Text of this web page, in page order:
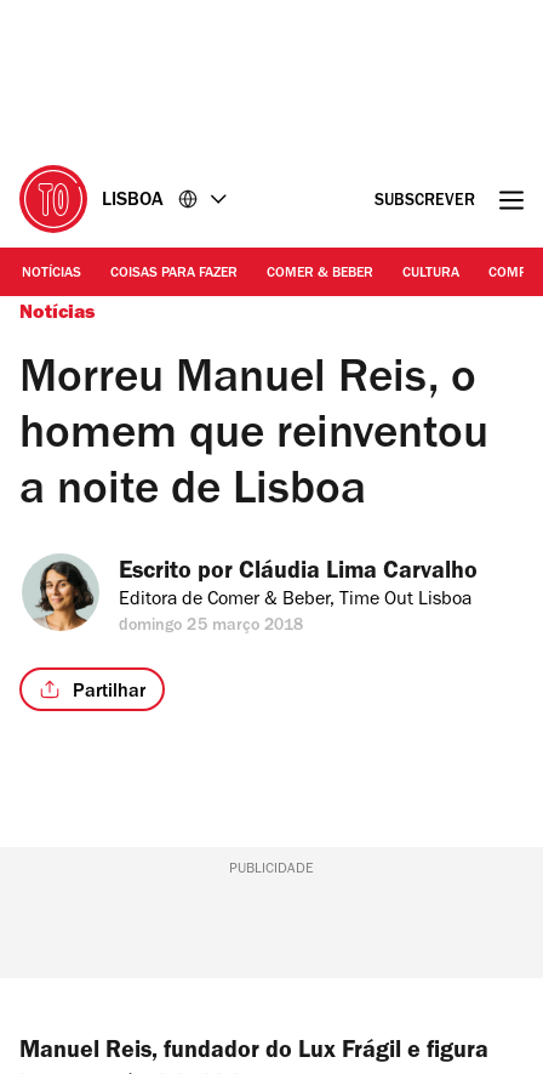
LISBOA SUBSCREVER
NOTÍCIAS COISAS PARA FAZER COMER & BEBER CULTURA
Notícias
Morreu Manuel Reis, o
homem que reinventou
a noite de Lisboa
Escrito por Cláudia Lima Carvalho
Editora de Comer & Beber, Time Out Lisboa
domingo 25 março 2018
Partilhar
PUBLICIDADE
Manuel Reis, fundador do Lux Frágil e figura